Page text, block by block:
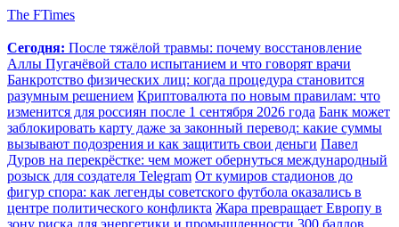
The FTimes
Сегодня: После тяжёлой травмы: почему восстановление
Аллы Пугачёвой стало испытанием и что говорят врачи
Банкротство физических лиц: когда процедура становится
разумным решением Криптовалюта по новым правилам: что
изменится для россиян после 1 сентября 2026 года Банк может
заблокировать карту даже за законный перевод: какие суммы
вызывают подозрения и как защитить свои деньги Павел
Дуров на перекрёстке: чем может обернуться международный
розыск для создателя Telegram От кумиров стадионов до
фигур спора: как легенды советского футбола оказались в
центре политического конфликта Жара превращает Европу в
зону риска для энергетики и промышленности 300 баллов